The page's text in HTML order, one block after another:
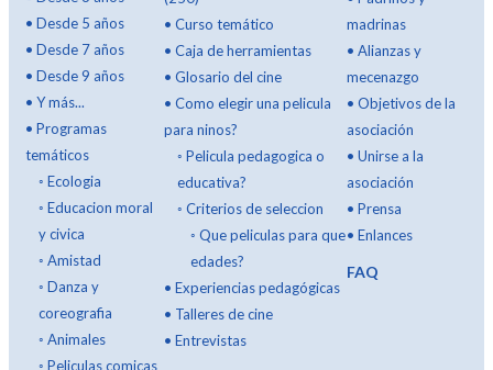
• Desde 5 años
• Desde 7 años
• Desde 9 años
• Y más...
• Programas
temáticos
◦ Ecologia
◦ Educacion moral
y civica
◦ Amistad
◦ Danza y
coreografia
◦ Animales
◦ Peliculas comicas
• Curso temático
• Caja de herramientas
• Glosario del cine
• Como elegir una pelicula
para ninos?
◦ Pelicula pedagogica o
educativa?
◦ Criterios de seleccion
◦ Que peliculas para que
edades?
• Experiencias pedagógicas
• Talleres de cine
• Entrevistas
madrinas
•Alianzas y
mecenazgo
•Objetivos de la
asociación
•Unirse a la
asociación
•Prensa
•Enlances
FAQ